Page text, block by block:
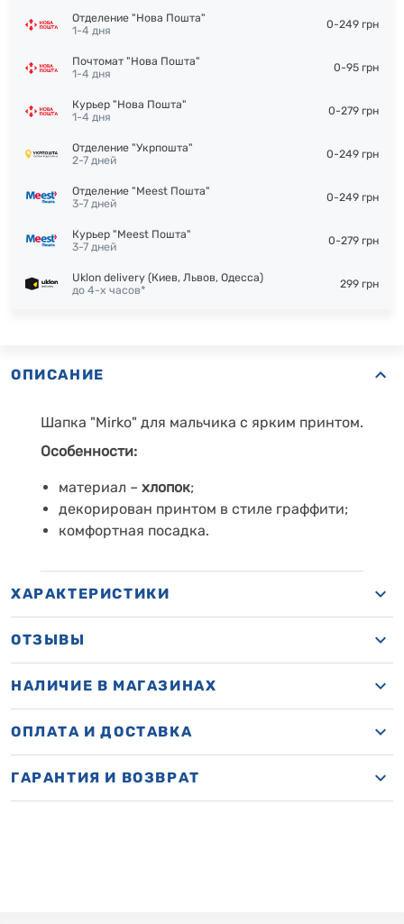
Отделение "Нова Пошта"
1-4 дня
0-249 грн
Почтомат "Нова Пошта"
1-4 дня
0-95 грн
Курьер "Нова Пошта"
1-4 дня
0-279 грн
Отделение "Укрпошта"
2-7 дней
0-249 грн
Отделение "Meest Пошта"
3-7 дней
0-249 грн
Курьер "Meest Пошта"
3-7 дней
0-279 грн
Uklon delivery (Киев, Львов, Одесса)
до 4-х часов*
299 грн
ОПИСАНИЕ
Шапка "Mirko" для мальчика с ярким принтом.
Особенности:
материал – хлопок;
декорирован принтом в стиле граффити;
комфортная посадка.
ХАРАКТЕРИСТИКИ
ОТЗЫВЫ
НАЛИЧИЕ В МАГАЗИНАХ
ОПЛАТА И ДОСТАВКА
ГАРАНТИЯ И ВОЗВРАТ